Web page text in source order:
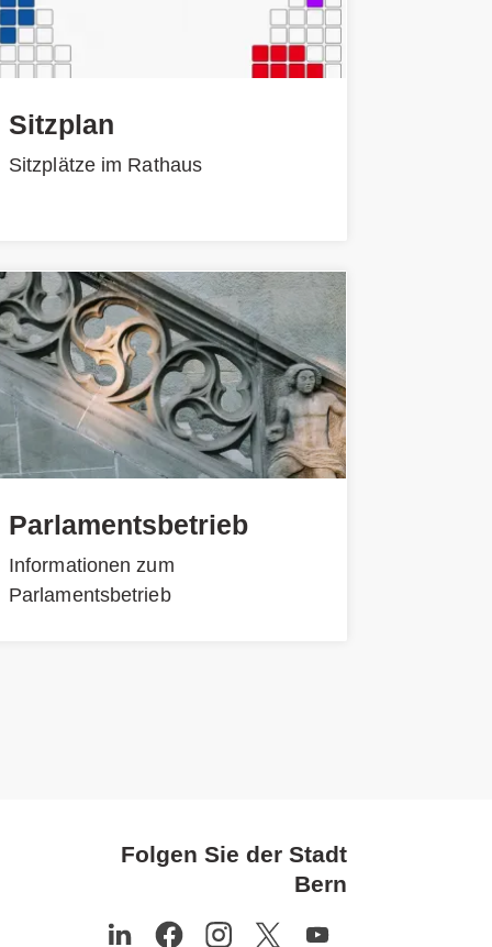
Sitzplan
Sitzplätze im Rathaus
Parlamentsbetrieb
Informationen zum
Parlamentsbetrieb
Folgen Sie der Stadt
Bern